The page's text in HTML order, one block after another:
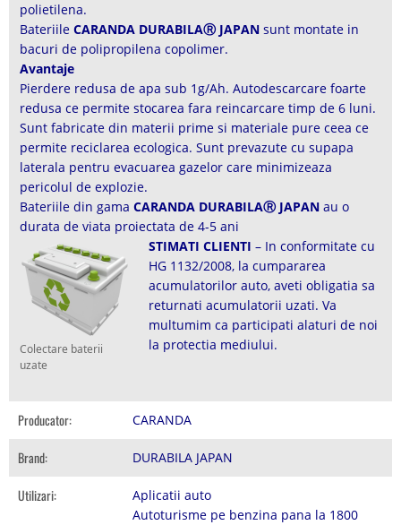
polietilena.
Bateriile CARANDA DURABILAⓇ JAPAN sunt montate in
bacuri de polipropilena copolimer.
Avantaje
Pierdere redusa de apa sub 1g/Ah. Autodescarcare foarte
redusa ce permite stocarea fara reincarcare timp de 6 luni.
Sunt fabricate din materii prime si materiale pure ceea ce
permite reciclarea ecologica. Sunt prevazute cu supapa
laterala pentru evacuarea gazelor care minimizeaza
pericolul de explozie.
Bateriile din gama CARANDA DURABILAⓇ JAPAN au o
durata de viata proiectata de 4-5 ani
Colectare baterii
uzate
STIMATI CLIENTI – In conformitate cu
HG 1132/2008, la cumpararea
acumulatorilor auto, aveti obligatia sa
returnati acumulatorii uzati. Va
multumim ca participati alaturi de noi
la protectia mediului.
Producator: CARANDA
Brand: DURABILA JAPAN
Utilizari:
Aplicatii auto
Autoturisme pe benzina pana la 1800